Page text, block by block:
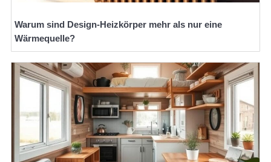
Warum sind Design-Heizkörper mehr als nur eine
Wärmequelle?